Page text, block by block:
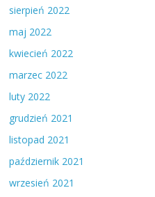
sierpień 2022
maj 2022
kwiecień 2022
marzec 2022
luty 2022
grudzień 2021
listopad 2021
październik 2021
wrzesień 2021